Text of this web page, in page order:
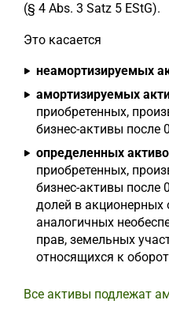
(§ 4 Abs. 3 Satz 5 EStG).
Это касается
неамортизируемых
амортизируемых
приобретенных,
бизнес-активы после
определенных
приобретенных,
бизнес-активы после
долей в акционерных
аналогичных
прав, земельных
относящихся к
Все активы подлежат